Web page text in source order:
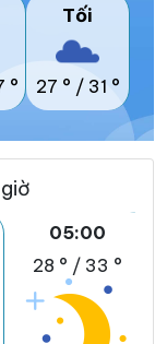
°
Tối
27 ° / 31 °
05:00
28 ° / 33 °